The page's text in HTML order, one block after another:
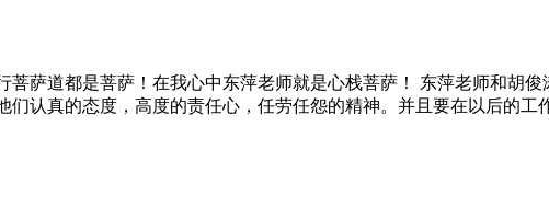
萨道都是菩萨！在我心中东萍老师就是心栈菩萨！ 东萍老师和胡
认真的态度，高度的责任心，任劳任怨的精神。并且要在以后的工